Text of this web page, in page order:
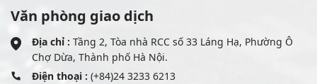
Văn phòng giao dịch
Địa chỉ : Tầng 2, Tòa nhà RCC số 33 Láng Hạ, Phường Ô
Chợ Dừa, Thành phố Hà Nội.
Điện thoại : (+84)24 3233 6213